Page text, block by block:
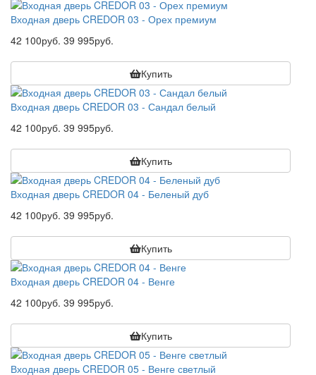
Входная дверь CREDOR 03 - Орех премиум
42 100руб. 39 995руб.
Купить
Входная дверь CREDOR 03 - Сандал белый
42 100руб. 39 995руб.
Купить
Входная дверь CREDOR 04 - Беленый дуб
42 100руб. 39 995руб.
Купить
Входная дверь CREDOR 04 - Венге
42 100руб. 39 995руб.
Купить
Входная дверь CREDOR 05 - Венге светлый